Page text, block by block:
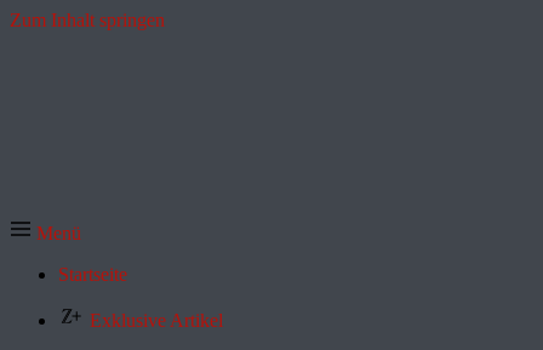
Zum Inhalt springen
Menü
Startseite
Exklusive Artikel